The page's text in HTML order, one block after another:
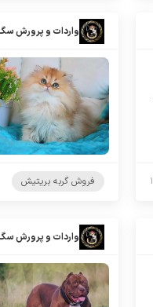
واردات و پرورش
فروش گربه بریتیش
واردات و پرورش